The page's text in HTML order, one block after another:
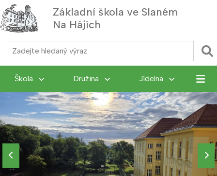
Základní škola ve Slaném
Na Hájích
Škola Družina Jídelna